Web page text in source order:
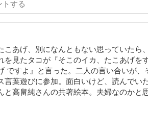
こあげ、別になんともない思っていたら
を見たタコが『そこのイカ、たこあげ
ですよ』と言った。二人の言い合いが
言葉遊びに参加。面白いけど、読んでい
と高畠純さんの共著絵本。夫婦なのかと